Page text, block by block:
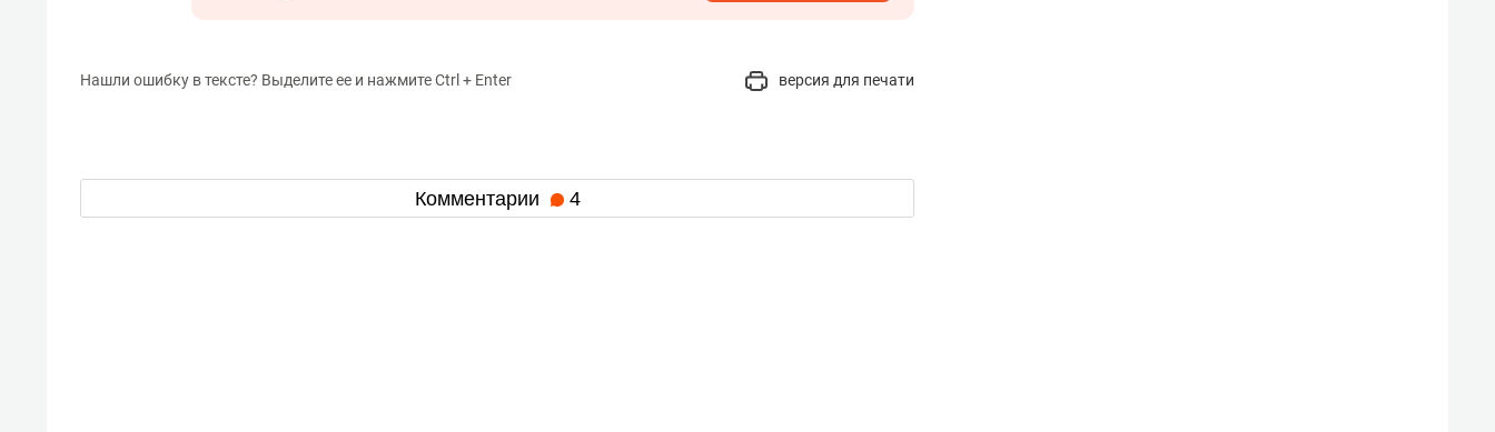
Нашли ошибку в тексте? Выделите ее и нажмите Ctrl + Enter версия для печати
Комментарии 4